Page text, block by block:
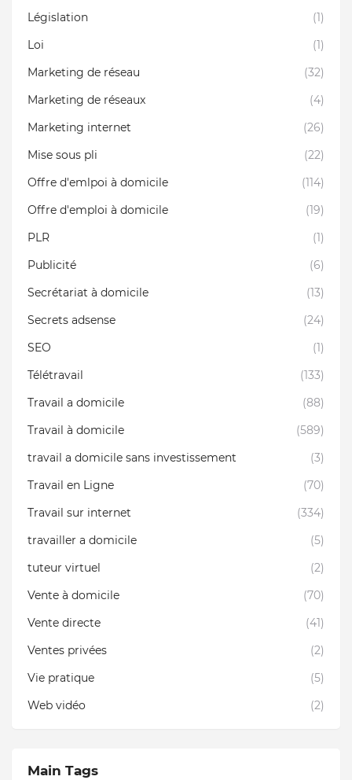
Législation
(1)
Loi
(1)
Marketing de réseau
(32)
Marketing de réseaux
(4)
Marketing internet
(26)
Mise sous pli
(22)
Offre d'emlpoi à domicile
(114)
Offre d'emploi à domicile
(19)
PLR
(1)
Publicité
(6)
Secrétariat à domicile
(13)
Secrets adsense
(24)
SEO
(1)
Télétravail
(133)
Travail a domicile
(88)
Travail à domicile
(589)
travail a domicile sans investissement
(3)
Travail en Ligne
(70)
Travail sur internet
(334)
travailler a domicile
(5)
tuteur virtuel
(2)
Vente à domicile
(70)
Vente directe
(41)
Ventes privées
(2)
Vie pratique
(5)
Web vidéo
(2)
Main Tags